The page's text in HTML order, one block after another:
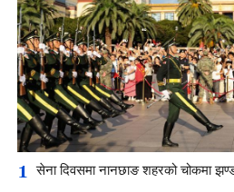
1 सेना दिवसमा नानछाङ शहरको चोकमा